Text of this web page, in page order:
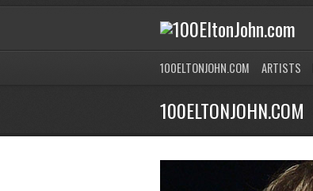
100ELTONJOHN.COM ARTISTS
100ELTONJOHN.COM